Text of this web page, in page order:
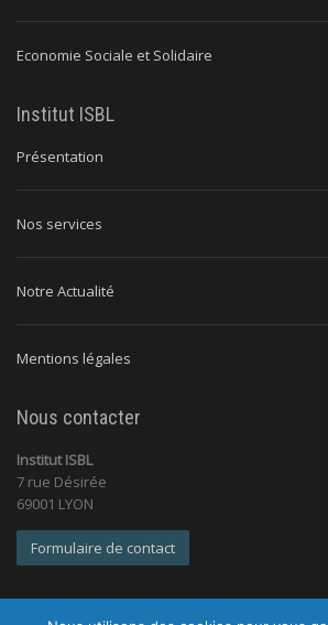
Economie Sociale et Solidaire
Institut ISBL
Présentation
Nos services
Notre Actualité
Mentions légales
Nous contacter
Institut ISBL
7 rue Désirée
69001 LYON
Formulaire de contact